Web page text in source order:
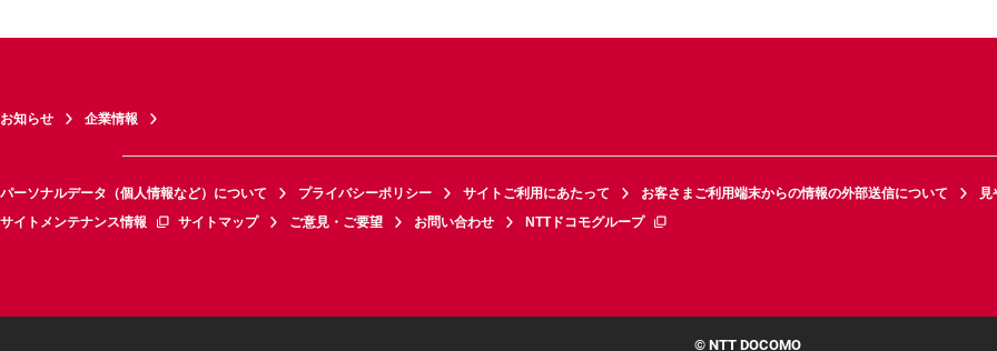
お知らせ 企業情報
パーソナルデータ（個人情報など）について プライバシーポリシー サイトご利用にあたって お客さまご利用端末からの情報の外部送信について
見
サイトメンテナンス情報
サイトマップ ご意見・ご要望 お問い合わせ NTTドコモグループ
© NTT DOCOMO